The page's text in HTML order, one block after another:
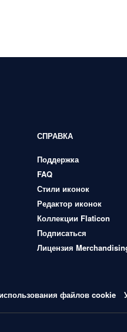
СПРАВКА
Поддержка
FAQ
Стили иконок
Редактор иконок
Коллекции Flaticon
Подписаться
Лицензия
файлов cookie